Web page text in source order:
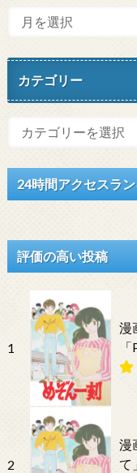
カテゴリー
24時間アクセスラ
評価の高い投稿
1
漫
2
漫
て」